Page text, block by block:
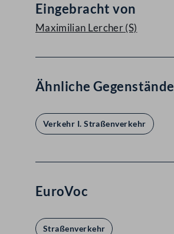
Eingebracht von
Maximilian Lercher(S)
Ähnliche Gegenstände
Verkehr I. Straßenverkehr
EuroVoc
Straßenverkehr